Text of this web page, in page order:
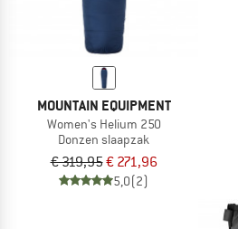
MOUNTAIN EQUIPMENT
Women's Helium 250
Donzen slaapzak
€ 319,95€ 271,96
5,0(2)